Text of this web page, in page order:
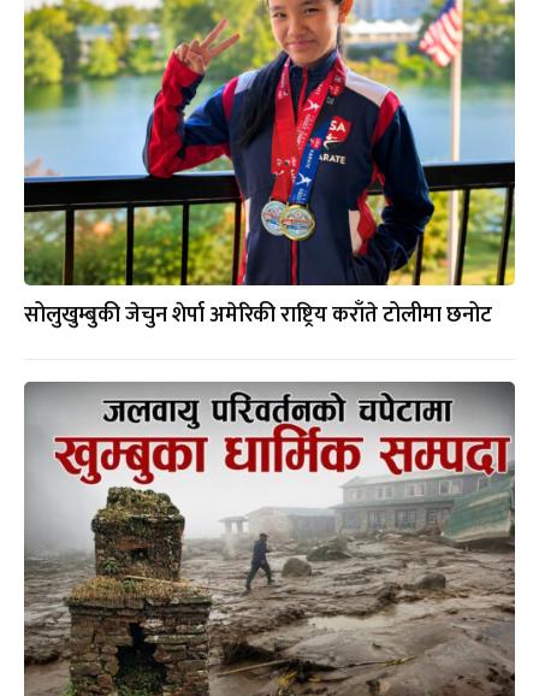
सोलुखुम्बुकी जेचुन शेर्पा अमेरिकी राष्ट्रिय कराँते टोलीमा छनोट